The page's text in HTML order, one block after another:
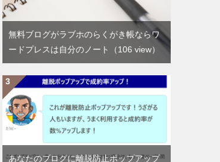
無料ブログがラブホのらくがき帳ならワ
ードプレスは自分のノート
（106 view）
あなたのブログに離脱防止ポップアップ